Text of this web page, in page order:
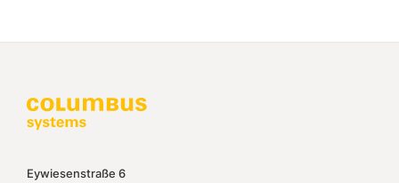
Eywiesenstraße 6